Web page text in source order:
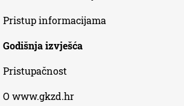
Pristup informacijama
Godišnja izvješća
Pristupačnost
O www.gkzd.hr